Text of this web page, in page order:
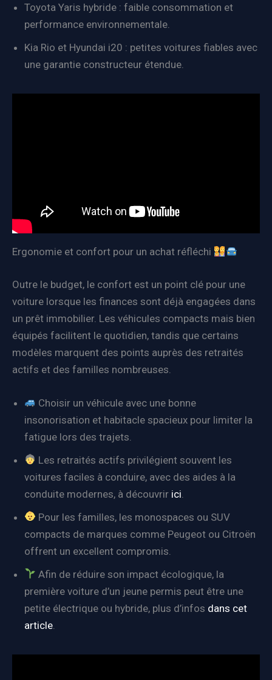
Toyota Yaris hybride : faible consommation et
performance environnementale.
Kia Rio et Hyundai i20 : petites voitures fiables avec
une garantie constructeur étendue.
Ergonomie et confort pour un achat réfléchi
Outre le budget, le confort est un point clé pour une
voiture lorsque les finances sont déjà engagées dans
un prêt immobilier. Les véhicules compacts mais bien
équipés facilitent le quotidien, tandis que certains
modèles marquent des points auprès des retraités
actifs et des familles nombreuses.
Choisir un véhicule avec une bonne
insonorisation et habitacle spacieux pour limiter la
fatigue lors des trajets.
Les retraités actifs privilégient souvent les
voitures faciles à conduire, avec des aides à la
conduite modernes, à découvrir ici
Pour les familles, les monospaces ou SUV
compacts de marques comme Peugeot ou Citroën
offrent un excellent compromis.
Afin de réduire son impact écologique, la
première voiture d’un jeune permis peut être une
petite électrique ou hybride, plus d’infos dans cet
article